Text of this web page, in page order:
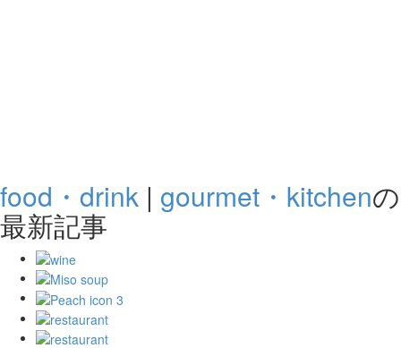
food・drink | gourmet・kitchenの
最新記事